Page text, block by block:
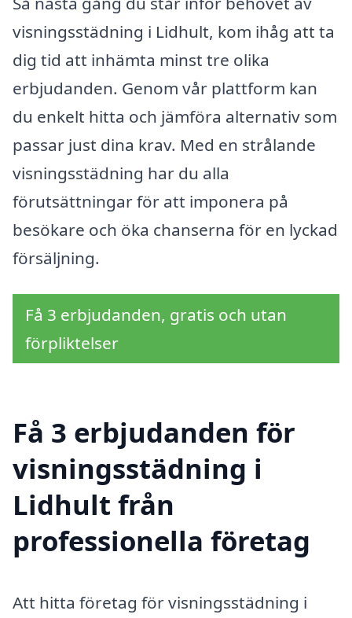
visningsstädning i Lidhult, kom ihåg att ta
dig tid att inhämta minst tre olika
erbjudanden. Genom vår plattform kan
du enkelt hitta och jämföra alternativ som
passar just dina krav. Med en strålande
visningsstädning har du alla
förutsättningar för att imponera på
besökare och öka chanserna för en lyckad
försäljning.
Få 3 erbjudanden, gratis och utan
förpliktelser
Få 3 erbjudanden för
visningsstädning i
Lidhult från
professionella företag
Att hitta företag för visningsstädning i